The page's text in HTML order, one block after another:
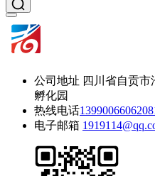
公司地址 四川省自贡
孵化园
热线电话13990066062
电子邮箱